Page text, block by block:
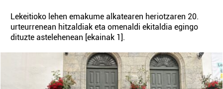
Lekeitioko lehen emakume alkatearen heriotzaren 20.
urteurrenean hitzaldiak eta omenaldi ekitaldia egingo
dituzte astelehenean [ekainak 1].